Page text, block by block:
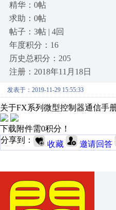
精华：0帖
求助：0帖
帖子：3帖 | 4回
年度积分：16
历史总积分：205
注册：2018年11月18日
发表于：2019-11-29 15:55:33
关于FX系列微型控制器通信手
下载附件需0积分！
分享到：
收藏 邀请回答